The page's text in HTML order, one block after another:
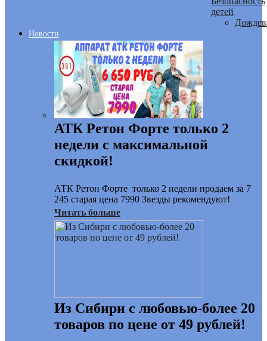
детей
Новости
АТК Ретон Форте только 2
недели с максимальной
скидкой!
АТК Ретон Форте только 2 недели продаем за 7
245 старая цена 7990 Звезды рекомендуют!
Читать больше
Из Сибири с любовью-более 20
товаров по цене от 49 рублей!